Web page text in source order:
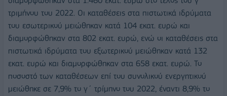
τριμήνου του 2022. Oι καταθέσεις στα πιστωτικά ιδρύματα
του εσωτερικού μειώθηκαν κατά 104 εκατ. ευρώ και
διαμορφώθηκαν στα 802 εκατ. ευρώ, ενώ οι καταθέσεις στα
πιστωτικά ιδρύματα του εξωτερικού μειώθηκαν κατά 132
εκατ. ευρώ και διαμορφώθηκαν στα 658 εκατ. ευρώ. Το
ποσοστό των καταθέσεων επί του συνολικού ενεργητικού
μειώθηκε σε 7,9% το γ΄ τρίμηνο του 2022, έναντι 8,9% το